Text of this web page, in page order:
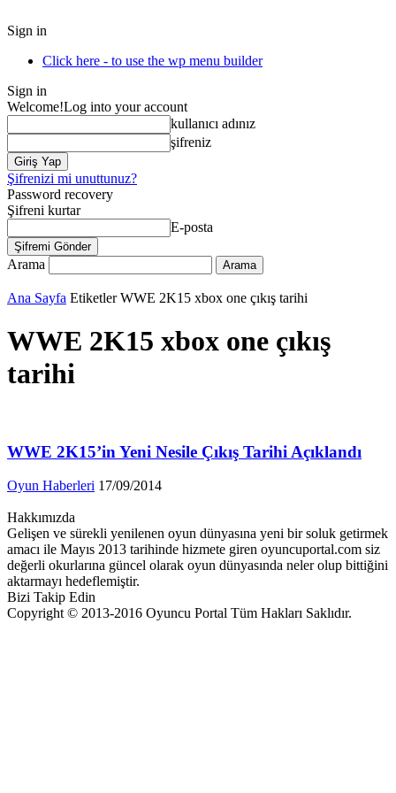
Sign in
Click here - to use the wp menu builder
Sign in
Welcome!Log into your account
kullanıcı adınız
şifreniz
Şifrenizi mi unuttunuz?
Password recovery
Şifreni kurtar
E-posta
Arama
Ana Sayfa Etiketler WWE 2K15 xbox one çıkış tarihi
WWE 2K15 xbox one çıkış
tarihi
WWE 2K15’in Yeni Nesile Çıkış Tarihi Açıklandı
Oyun Haberleri 17/09/2014
Hakkımızda
Gelişen ve sürekli yenilenen oyun dünyasına yeni bir soluk getirmek
amacı ile Mayıs 2013 tarihinde hizmete giren oyuncuportal.com siz
değerli okurlarına güncel olarak oyun dünyasında neler olup bittiğini
aktarmayı hedeflemiştir.
Bizi Takip Edin
Copyright © 2013-2016 Oyuncu Portal Tüm Hakları Saklıdır.